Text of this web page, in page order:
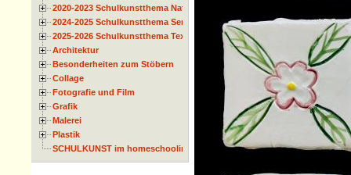
2020-2023 Schulkunstthema Natur und Zeit
2024-2025 Schulkunstthema Serie
2025-2026 Schulkunstthema Textil
Architektur
Besonderheiten zum Stöbern
Collage
Fotografie und Film
Grafik
Malerei
Plastik
SCHULKUNST im homeschooling